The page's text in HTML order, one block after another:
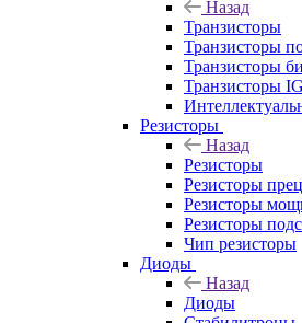
Назад
Транзисторы
Транзисторы
Транзисторы
Транзисторы
Резисторы
Назад
Резисторы
Резисторы
Резисторы
Резисторы
Чип резисторы
Диоды
Назад
Диоды